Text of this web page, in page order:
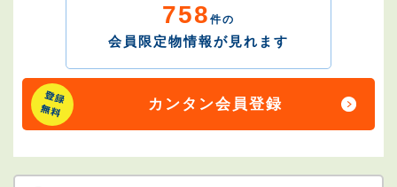
758 件の
会員限定物情報が見れます
カンタン会員登録